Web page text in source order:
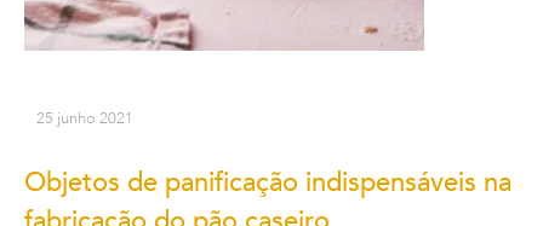
25 junho 2021
Objetos de panificação indispensáveis na